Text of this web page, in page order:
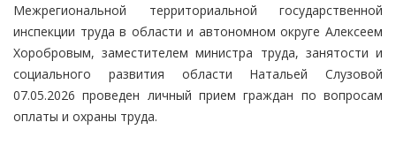
Межрегиональной территориальной государственной
инспекции труда в области и автономном округе Алексеем
Хоробровым, заместителем министра труда, занятости и
социального развития области Натальей Слузовой
07.05.2026 проведен личный прием граждан по вопросам
оплаты и охраны труда.